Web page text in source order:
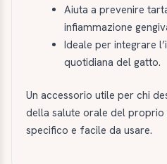
Aiuta a prevenire
infiammazione
Ideale per integrare
quotidiana del gatto.
Un accessorio utile per chi
della salute orale del
specifico e facile da usare.